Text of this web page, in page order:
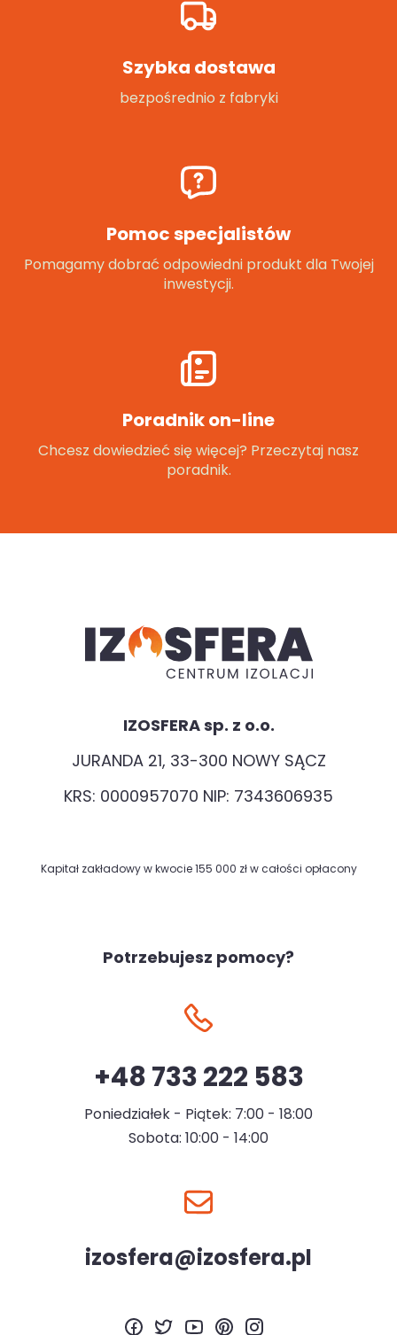
Szybka dostawa
bezpośrednio z fabryki
Pomoc specjalistów
Pomagamy dobrać odpowiedni produkt dla Twojej
inwestycji.
Poradnik on-line
Chcesz dowiedzieć się więcej? Przeczytaj nasz
poradnik.
IZOSFERA sp. z o.o.
JURANDA 21, 33-300 NOWY SĄCZ
KRS: 0000957070 NIP: 7343606935
Kapitał zakładowy w kwocie 155 000 zł w całości opłacony
Potrzebujesz pomocy?
+48 733 222 583
Poniedziałek - Piątek: 7:00 - 18:00
Sobota: 10:00 - 14:00
izosfera@izosfera.pl